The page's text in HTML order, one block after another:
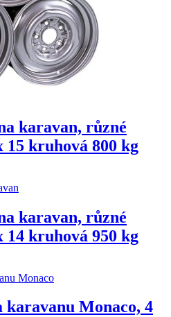
karavan, různé
kruhová 800 kg
karavan, různé
kruhová 950 kg
karavanu Monaco, 4